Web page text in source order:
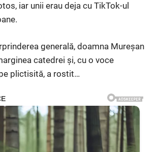
iar unii erau deja cu TikTok-ul
generală, doamna Mureșan
catedrei și, cu o voce
plictisită, a rostit…